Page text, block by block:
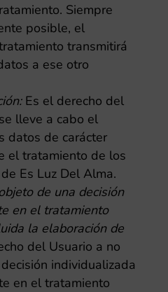
Siempre
posible, el
transmitirá
a ese otro
Es el derecho del
lleve a cabo el
datos de carácter
el tratamiento de los
Es Luz Del Alma.
de una decisión
en el tratamiento
la elaboración de
del Usuario a no
individualizada
en el tratamiento